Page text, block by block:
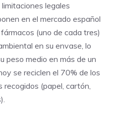
legales
en el mercado español
(uno de cada tres)
en su envase, lo
peso medio en más de un
se reciclen el 70% de los
recogidos (papel, cartón,